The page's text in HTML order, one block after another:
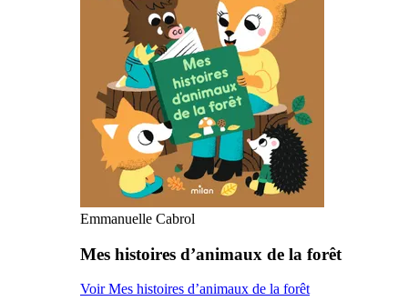
Emmanuelle Cabrol
Mes histoires d’animaux de la forêt
Voir Mes histoires d’animaux de la forêt